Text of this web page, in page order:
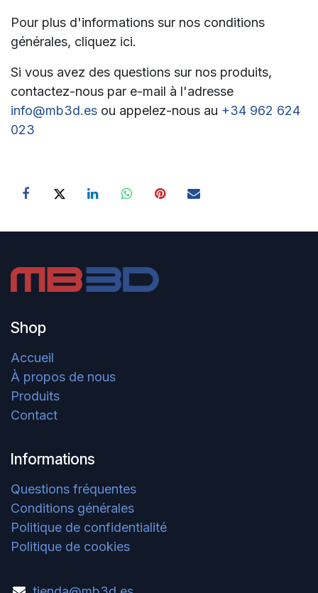
Pour plus d'informations sur nos conditions
générales, cliquez ici.
Si vous avez des questions sur nos produits,
contactez-nous par e-mail à l'adresse
info@mb3d.es ou appelez-nous au +34 962 624
023
Shop
Accueil
À propos de nous
Produits
Contact
Informations
Questions fréquentes
Conditions générales
Politique de confidentialité
Politique de cookies